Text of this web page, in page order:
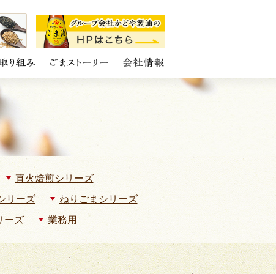
直火焙煎シリーズ
リーズ
ねりごまシリーズ
ーズ 業務用